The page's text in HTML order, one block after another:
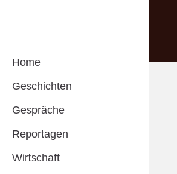
Home
Geschichten
Gespräche
Reportagen
Wirtschaft